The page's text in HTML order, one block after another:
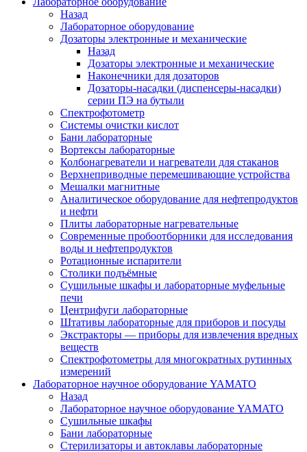
Назад
Лабораторное оборудование
Дозаторы электронные и механические
Назад
Дозаторы электронные и механические
Наконечники для дозаторов
Дозаторы-насадки (диспенсеры-насадки)
серии ПЭ на бутыли
Спектрофотометр
Системы очистки кислот
Бани лабораторные
Вортексы лабораторные
Колбонагреватели и нагреватели для стаканов
Верхнеприводные перемешивающие устройства
Мешалки магнитные
Аналитическое оборудование для нефтепродуктов
и нефти
Плиты лабораторные нагревательные
Современные пробоотборники для исследования
воды и нефтепродуктов
Ротационные испарители
Столики подъёмные
Сушильные шкафы и лабораторные муфельные
печи
Центрифуги лабораторные
Штативы лабораторные для приборов и посуды
Экстракторы — приборы для извлечения вредных
веществ
Спектрофотометры для многократных рутинных
измерений
Лабораторное научное оборудование YAMATO
Назад
Лабораторное научное оборудование YAMATO
Сушильные шкафы
Бани лабораторные
Стерилизаторы и автоклавы лабораторные